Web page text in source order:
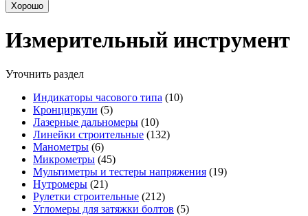
Хорошо
Измерительный инструмент
Уточнить раздел
Индикаторы часового типа (10)
Кронциркули (5)
Лазерные дальномеры (10)
Линейки строительные (132)
Манометры (6)
Микрометры (45)
Мультиметры и тестеры напряжения (19)
Нутромеры (21)
Рулетки строительные (212)
Угломеры для затяжки болтов (5)